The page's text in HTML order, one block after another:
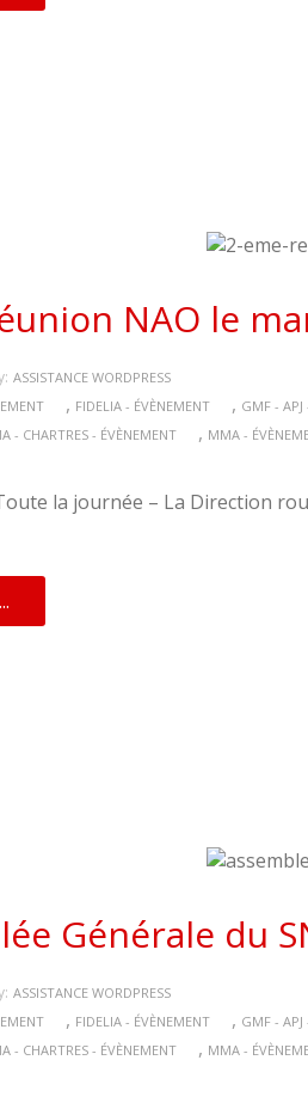
NAO le
ASSISTANCE WORDPRESS
, FIDELIA - ÉVÈNEMENT , GMF - APJ
- CHARTRES - ÉVÈNEMENT , MMA -
la journée – La Direction
Générale du
ASSISTANCE WORDPRESS
, FIDELIA - ÉVÈNEMENT , GMF - APJ
- CHARTRES - ÉVÈNEMENT , MMA -